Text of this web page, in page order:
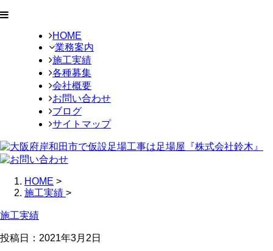
HOME
業務案内
施工実績
各種募集
会社概要
お問い合わせ
ブログ
サイトマップ
HOME >
施工実績 >
施工実績
投稿日： 2021年3月2日